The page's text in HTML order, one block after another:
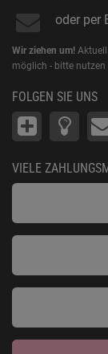
oder per
Wir ziehen um!
möglich - bitte
FOLGEN SIE UNS
VIELE